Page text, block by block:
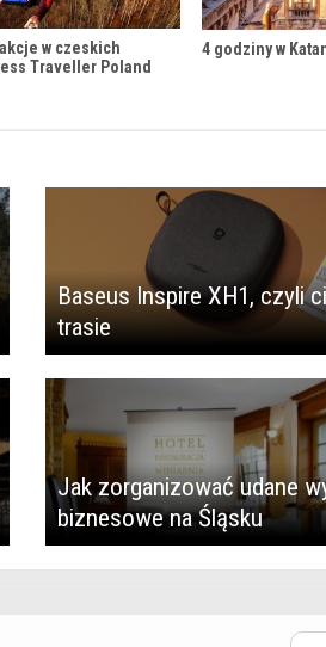
w czeskich
Traveller Poland
4 godziny w
Baseus Inspire XH1, czyli
trasie
Jak zorganizować udane
biznesowe na Śląsku